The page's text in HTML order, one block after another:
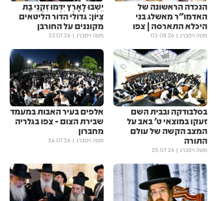
הנכדה הראשונה של
האדמו"ר מאשלג בני
היכלא התארסה | צפו
משה ויסברג 02.08.26
יֵשְׁבוּ לָאָרֶץ יִדְּמוּ זִקְנֵי בַת
צִיּוֹן: גדולי הדור הליטאים
מקוננים על החורבן
משה ויסברג 23.07.26
בסלבודקה ובבית השם
זעקו במוצאי ט' באב על
המצב הקשה של עולם
התורה
משה ויסברג 25.07.26
אלפים בעיר האבות במעמד
שבירת הצום - צפו בגלריה
מחברון
משה ויסברג 24.07.26